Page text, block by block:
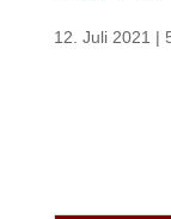
12. Juli 2021 |